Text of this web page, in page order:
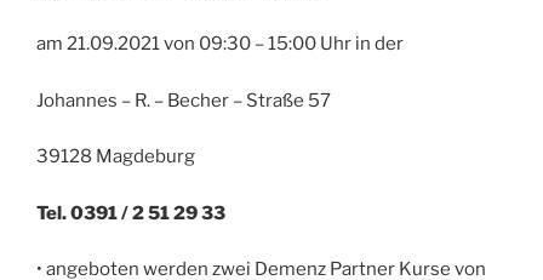
am 21.09.2021 von 09:30 – 15:00 Uhr in der
Johannes – R. – Becher – Straße 57
39128 Magdeburg
Tel. 0391 / 2 51 29 33
• angeboten werden zwei Demenz Partner Kurse von